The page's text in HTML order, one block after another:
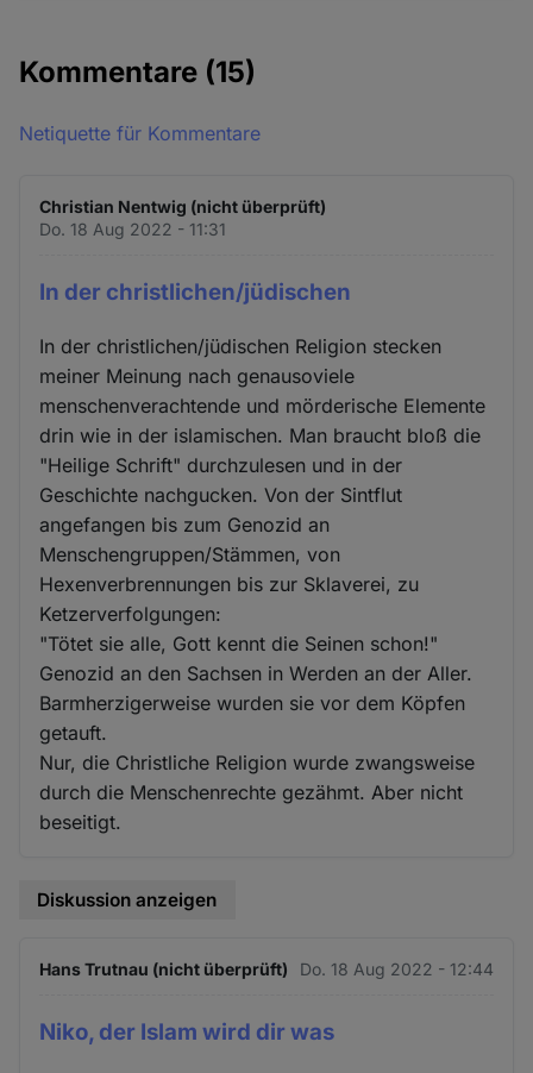
Kommentare (15)
Netiquette für Kommentare
Christian Nentwig (nicht überprüft)
Do. 18 Aug 2022 - 11:31
In der christlichen/jüdischen
In der christlichen/jüdischen Religion stecken
meiner Meinung nach genausoviele
menschenverachtende und mörderische Elemente
drin wie in der islamischen. Man braucht bloß die
"Heilige Schrift" durchzulesen und in der
Geschichte nachgucken. Von der Sintflut
angefangen bis zum Genozid an
Menschengruppen/Stämmen, von
Hexenverbrennungen bis zur Sklaverei, zu
Ketzerverfolgungen:
"Tötet sie alle, Gott kennt die Seinen schon!"
Genozid an den Sachsen in Werden an der Aller.
Barmherzigerweise wurden sie vor dem Köpfen
getauft.
Nur, die Christliche Religion wurde zwangsweise
durch die Menschenrechte gezähmt. Aber nicht
beseitigt.
Diskussion anzeigen
Hans Trutnau (nicht überprüft) Do. 18 Aug 2022 - 12:44
Niko, der Islam wird dir was